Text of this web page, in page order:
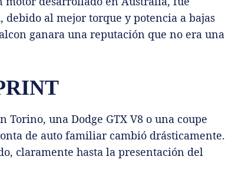
al mejor torque y potencia a bajas
ganara una reputación que no era una
Torino, una Dodge GTX V8 o una coupe
de auto familiar cambió drásticamente.
claramente hasta la presentación del